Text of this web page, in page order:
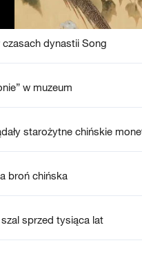
czasach dynastii Song
w muzeum
starożytne chińskie
broń chińska
sprzed tysiąca lat